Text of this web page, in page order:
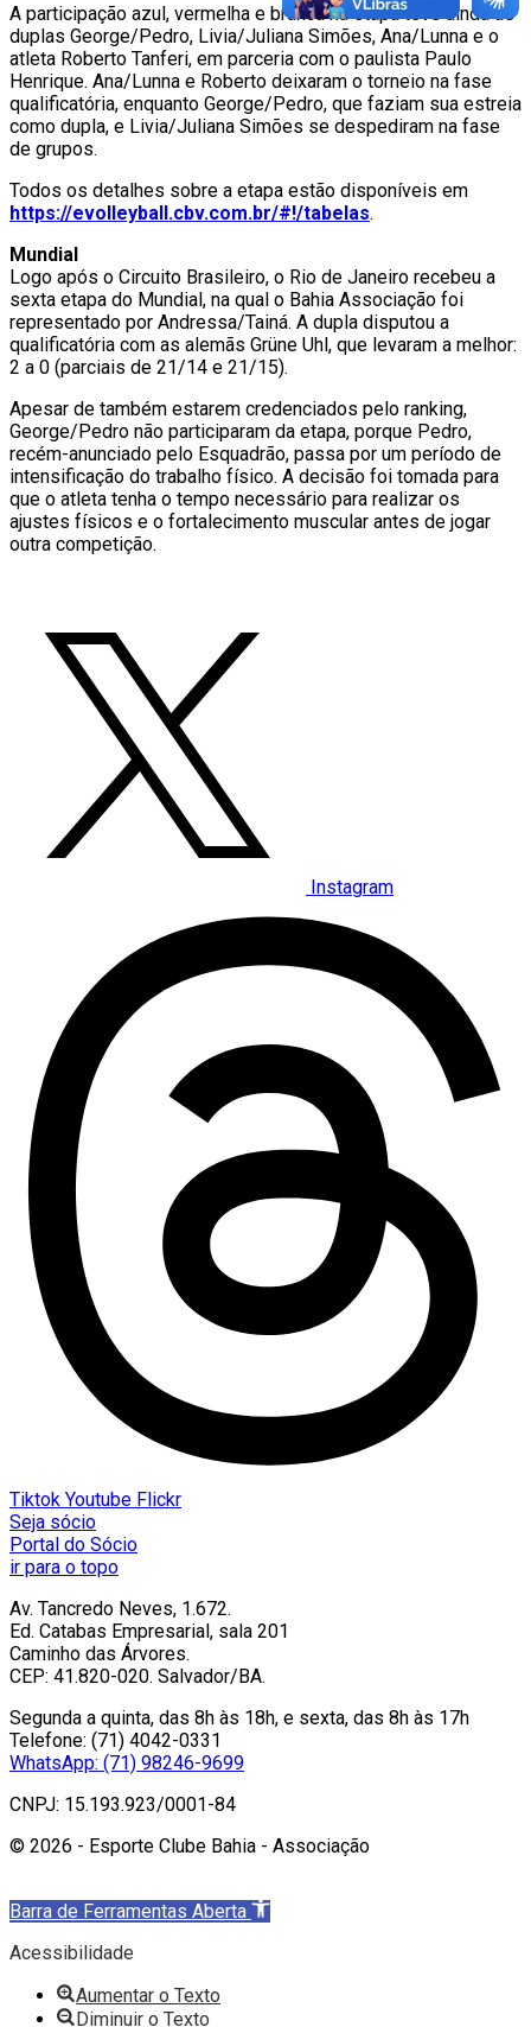
A participação azul, vermelha e branca na etapa teve ainda as
duplas George/Pedro, Livia/Juliana Simões, Ana/Lunna e o
atleta Roberto Tanferi, em parceria com o paulista Paulo
Henrique. Ana/Lunna e Roberto deixaram o torneio na fase
qualificatória, enquanto George/Pedro, que faziam sua estreia
como dupla, e Livia/Juliana Simões se despediram na fase
de grupos.
Todos os detalhes sobre a etapa estão disponíveis em
https://evolleyball.cbv.com.br/#!/tabelas.
Mundial
Logo após o Circuito Brasileiro, o Rio de Janeiro recebeu a
sexta etapa do Mundial, na qual o Bahia Associação foi
representado por Andressa/Tainá. A dupla disputou a
qualificatória com as alemãs Grüne Uhl, que levaram a melhor:
2 a 0 (parciais de 21/14 e 21/15).
Apesar de também estarem credenciados pelo ranking,
George/Pedro não participaram da etapa, porque Pedro,
recém-anunciado pelo Esquadrão, passa por um período de
intensificação do trabalho físico. A decisão foi tomada para
que o atleta tenha o tempo necessário para realizar os
ajustes físicos e o fortalecimento muscular antes de jogar
outra competição.
Instagram
Tiktok Youtube Flickr
Seja sócio
Portal do Sócio
ir para o topo
Av. Tancredo Neves, 1.672.
Ed. Catabas Empresarial, sala 201
Caminho das Árvores.
CEP: 41.820-020. Salvador/BA.
Segunda a quinta, das 8h às 18h, e sexta, das 8h às 17h
Telefone: (71) 4042-0331
WhatsApp: (71) 98246-9699
CNPJ: 15.193.923/0001-84
© 2026 - Esporte Clube Bahia - Associação
Barra de Ferramentas Aberta
Acessibilidade
Aumentar o Texto
Diminuir o Texto